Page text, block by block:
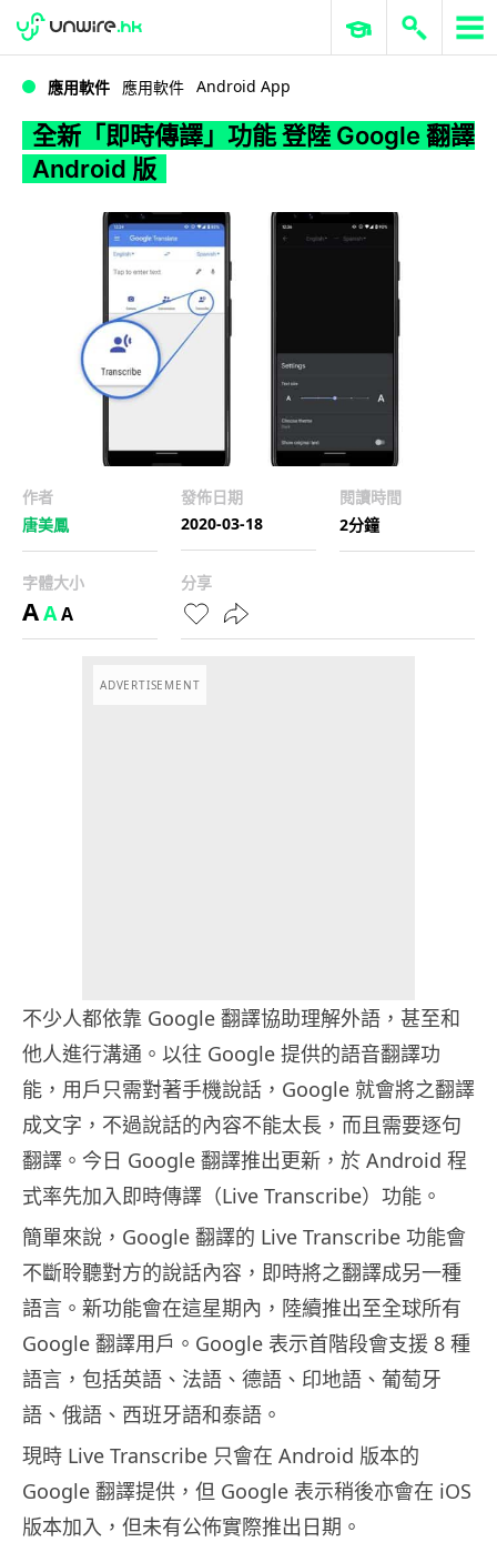
WWDC 2026 ERP 與商業 AI
應用軟件 應用軟件 Android App
全新「即時傳譯」功能 登陸 Google 翻譯
Android 版
作者
唐美鳳
發佈日期
2020-03-18
閱讀時間
2分鐘
字體大小
AAA
分享
ADVERTISEMENT
不少人都依靠 Google 翻譯協助理解外語，甚至和
他人進行溝通。以往 Google 提供的語音翻譯功
能，用戶只需對著手機說話，Google 就會將之翻譯
成文字，不過說話的內容不能太長，而且需要逐句
翻譯。今日 Google 翻譯推出更新，於 Android 程
式率先加入即時傳譯（Live Transcribe）功能。
簡單來說，Google 翻譯的 Live Transcribe 功能會
不斷聆聽對方的說話內容，即時將之翻譯成另一種
語言。新功能會在這星期內，陸續推出至全球所有
Google 翻譯用戶。Google 表示首階段會支援 8 種
語言，包括英語、法語、德語、印地語、葡萄牙
語、俄語、西班牙語和泰語。
現時 Live Transcribe 只會在 Android 版本的
Google 翻譯提供，但 Google 表示稍後亦會在 iOS
版本加入，但未有公佈實際推出日期。